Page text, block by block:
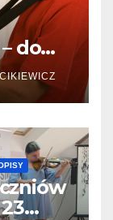
do